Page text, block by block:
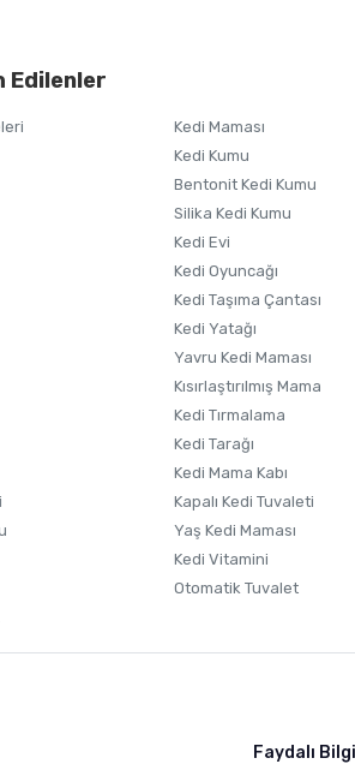
eksik bilgiler bulunuyor.
sitelerden daha pahalı.
farklı alternatifler olmalı.
Edilenler
Kedi Maması
Kedi Kumu
Bentonit Kedi Kumu
Silika Kedi Kumu
Kedi Evi
Kedi Oyuncağı
Kedi Taşıma Çantası
Kedi Yatağı
Yavru Kedi Maması
Kısırlaştırılmış Mama
Kedi Tırmalama
Kedi Tarağı
Kedi Mama Kabı
Kapalı Kedi Tuvaleti
Yaş Kedi Maması
Kedi Vitamini
Otomatik Tuvalet
Faydalı